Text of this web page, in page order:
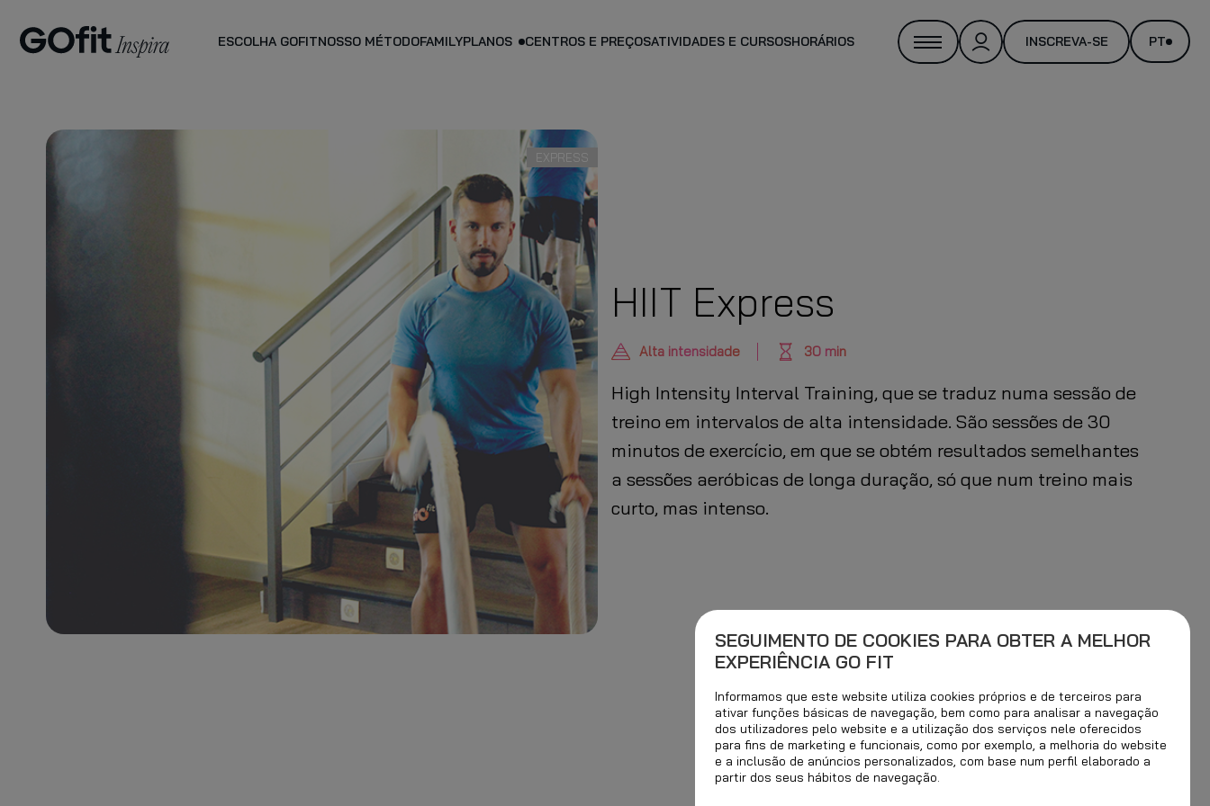
ESCOLHA GOFITNOSSO MÉTODOFAMILYPLANOS CENTROS E PREÇOSATIVIDADES E CURSOSHORÁRIOS INSCREVA-SE PT
EXPRESS
HIIT Express
Alta intensidade 30 min
High Intensity Interval Training, que se traduz numa sessão de
treino em intervalos de alta intensidade. São sessões de 30
minutos de exercício, em que se obtém resultados semelhantes
a sessões aeróbicas de longa duração, só que num treino mais
curto, mas intenso.
SEGUIMENTO DE COOKIES PARA OBTER A MELHOR
EXPERIÊNCIA GO FIT
Informamos que este website utiliza cookies próprios e de terceiros para
ativar funções básicas de navegação, bem como para analisar a navegação
dos utilizadores pelo website e a utilização dos serviços nele oferecidos
para fins de marketing e funcionais, como por exemplo, a melhoria do website
e a inclusão de anúncios personalizados, com base num perfil elaborado a
partir dos seus hábitos de navegação.